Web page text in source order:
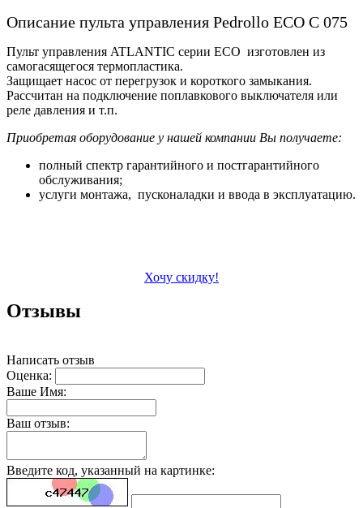
Описание пульта управления Pedrollo ECO C 075
Пульт управления ATLANTIC серии ECO изготовлен из
самогасящегося термопластика.
Защищает насос от перегрузок и короткого замыкания.
Рассчитан на подключение поплавкового выключателя или
реле давления и т.п.
Приобретая оборудование у нашей компании Вы получаете:
полный спектр гарантийного и постгарантийного
обслуживания;
услуги монтажа, пусконаладки и ввода в эксплуатацию.
Хочу скидку!
Отзывы
Написать отзыв
Оценка:
Ваше Имя:
Ваш отзыв:
Введите код, указанный на картинке: